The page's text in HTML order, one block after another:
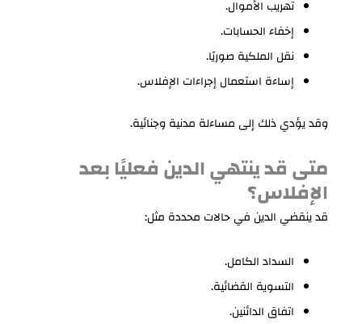
تهريب الأموال.
إخفاء الحسابات.
نقل الملكية صوريًا.
إساءة استعمال إجراءات الإفلاس.
وقد يؤدي ذلك إلى مساءلة مدنية وجنائية.
متى قد ينتهي الدين فعليًا بعد
الإفلاس؟
قد ينقضي الدين في حالات محددة مثل:
السداد الكامل.
التسوية القضائية.
اتفاق الدائنين.